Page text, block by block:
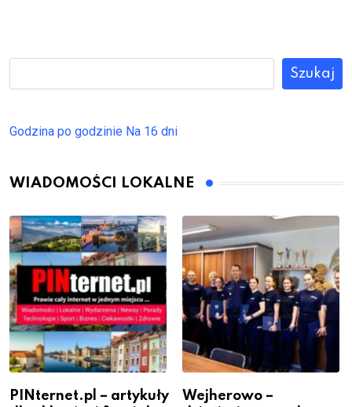
Szukaj
Godzina po godzinie Na 16 dni
WIADOMOŚCI LOKALNE
PINternet.pl – artykuły
Wejherowo –